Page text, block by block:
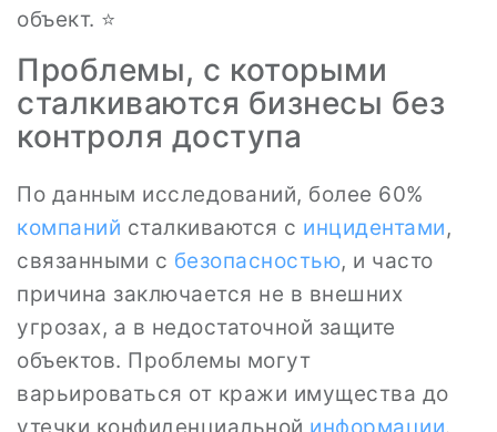
объект. ⭐️
Проблемы, с которыми
сталкиваются бизнесы без
контроля доступа
По данным исследований, более 60%
компаний сталкиваются с инцидентами,
связанными с безопасностью, и часто
причина заключается не в внешних
угрозах, а в недостаточной защите
объектов. Проблемы могут
варьироваться от кражи имущества до